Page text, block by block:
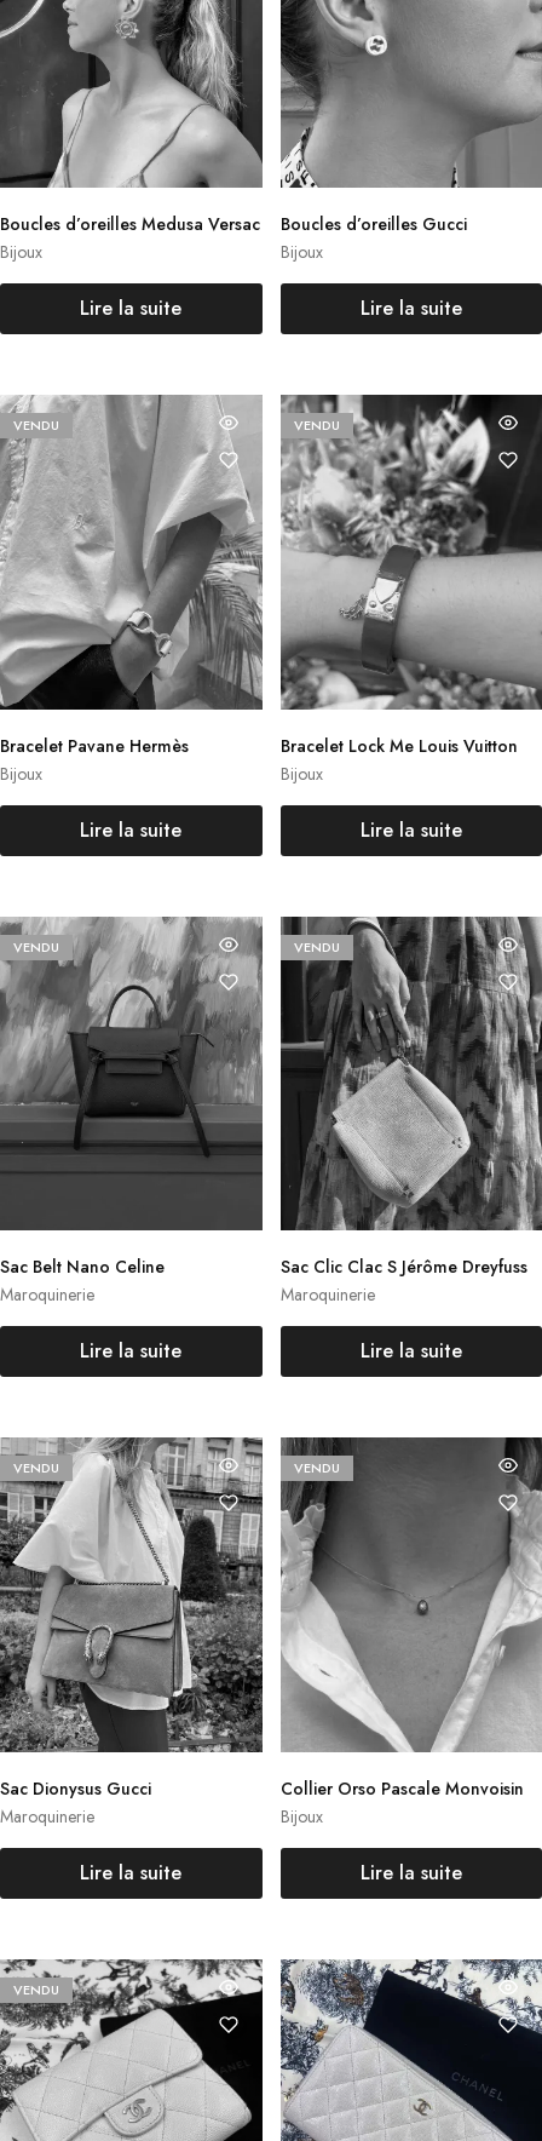
Bijoux
Boucles d’oreilles Medusa Versac
e
Lire la suite
Bijoux
Boucles d’oreilles Gucci
Lire la suite
VENDU
Bijoux
Bracelet Pavane Hermès
Lire la suite
VENDU
Bijoux
Bracelet Lock Me Louis Vuitton
Lire la suite
VENDU
Maroquinerie
Sac Belt Nano Celine
Lire la suite
VENDU
Maroquinerie
Sac Clic Clac S Jérôme Dreyfuss
Lire la suite
VENDU
Maroquinerie
Sac Dionysus Gucci
Lire la suite
VENDU
Bijoux
Collier Orso Pascale Monvoisin
Lire la suite
VENDU